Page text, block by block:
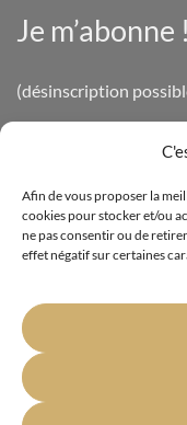
Afin de vous proposer la
cookies pour stocker et/ou
ne pas consentir ou de
effet négatif sur certaines
Je m’abonne !
(désinscription
Mentions légales
Cookies
Conditions générales